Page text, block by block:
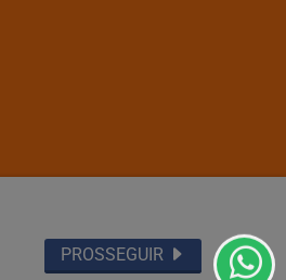
Termos de Uso e Privacidade
PROSSEGUIR